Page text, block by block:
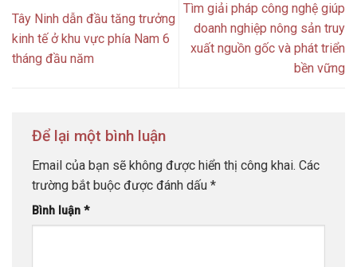
Tây Ninh dẫn đầu tăng trưởng
kinh tế ở khu vực phía Nam 6
tháng đầu năm
Tìm giải pháp công nghệ giúp
doanh nghiệp nông sản truy
xuất nguồn gốc và phát triển
bền vững
Để lại một bình luận
Email của bạn sẽ không được hiển thị công khai. Các
trường bắt buộc được đánh dấu *
Bình luận *